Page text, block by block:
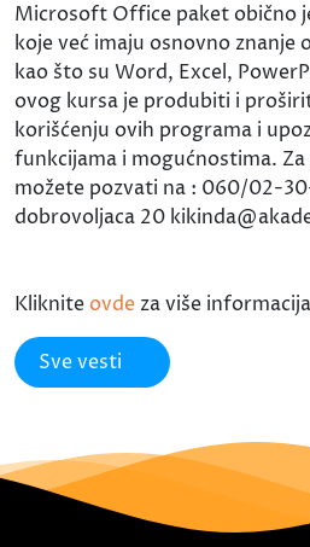
Microsoft Office paket obično
koje već imaju osnovno znanje
kao što su Word, Excel,
ovog kursa je produbiti i
korišćenju ovih programa i
funkcijama i mogućnostima.
možete pozvati na : 060/02-
dobrovoljaca 20
Kliknite ovde za više
Sve vesti